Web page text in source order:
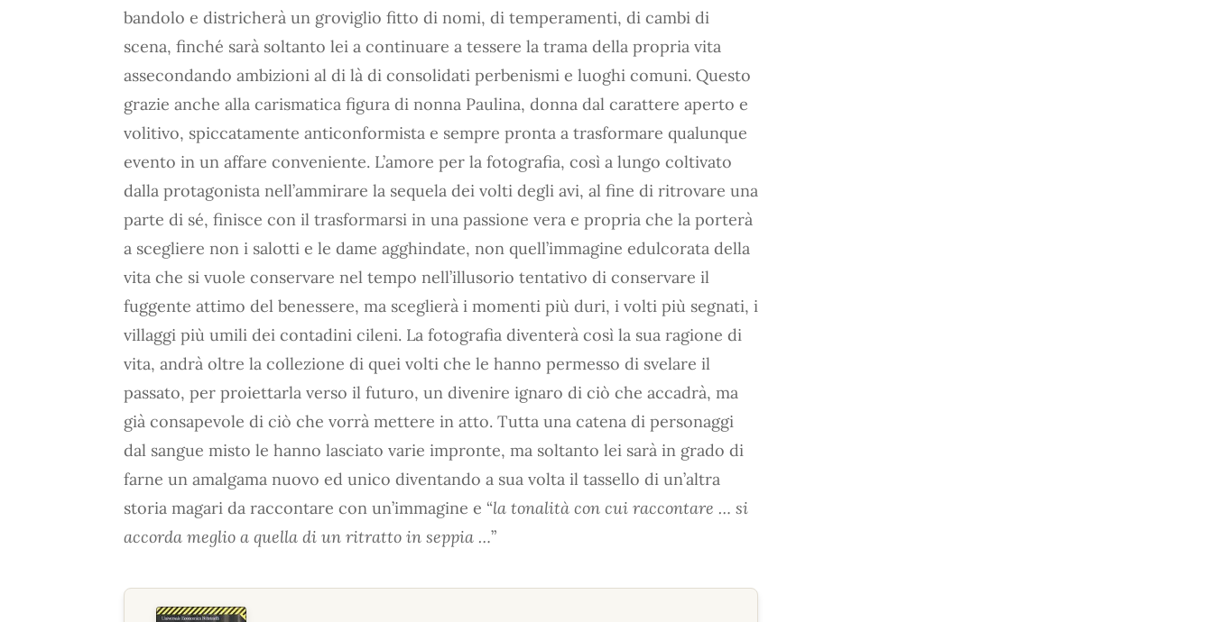
bandolo e districherà un groviglio fitto di nomi, di temperamenti, di cambi di
scena, finché sarà soltanto lei a continuare a tessere la trama della propria vita
assecondando ambizioni al di là di consolidati perbenismi e luoghi comuni. Questo
grazie anche alla carismatica figura di nonna Paulina, donna dal carattere aperto e
volitivo, spiccatamente anticonformista e sempre pronta a trasformare qualunque
evento in un affare conveniente. L’amore per la fotografia, così a lungo coltivato
dalla protagonista nell’ammirare la sequela dei volti degli avi, al fine di ritrovare una
parte di sé, finisce con il trasformarsi in una passione vera e propria che la porterà
a scegliere non i salotti e le dame agghindate, non quell’immagine edulcorata della
vita che si vuole conservare nel tempo nell’illusorio tentativo di conservare il
fuggente attimo del benessere, ma sceglierà i momenti più duri, i volti più segnati, i
villaggi più umili dei contadini cileni. La fotografia diventerà così la sua ragione di
vita, andrà oltre la collezione di quei volti che le hanno permesso di svelare il
passato, per proiettarla verso il futuro, un divenire ignaro di ciò che accadrà, ma
già consapevole di ciò che vorrà mettere in atto. Tutta una catena di personaggi
dal sangue misto le hanno lasciato varie impronte, ma soltanto lei sarà in grado di
farne un amalgama nuovo ed unico diventando a sua volta il tassello di un’altra
storia magari da raccontare con un’immagine e “la tonalità con cui raccontare … si
accorda meglio a quella di un ritratto in seppia …”